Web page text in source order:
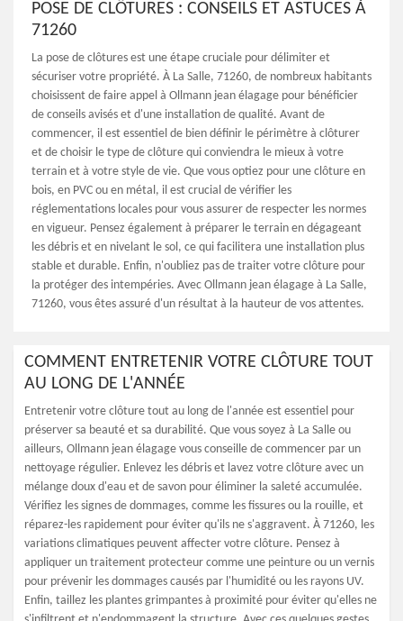
POSE DE CLÔTURES : CONSEILS ET ASTUCES À
71260
La pose de clôtures est une étape cruciale pour délimiter et
sécuriser votre propriété. À La Salle, 71260, de nombreux habitants
choisissent de faire appel à Ollmann jean élagage pour bénéficier
de conseils avisés et d'une installation de qualité. Avant de
commencer, il est essentiel de bien définir le périmètre à clôturer
et de choisir le type de clôture qui conviendra le mieux à votre
terrain et à votre style de vie. Que vous optiez pour une clôture en
bois, en PVC ou en métal, il est crucial de vérifier les
réglementations locales pour vous assurer de respecter les normes
en vigueur. Pensez également à préparer le terrain en dégageant
les débris et en nivelant le sol, ce qui facilitera une installation plus
stable et durable. Enfin, n'oubliez pas de traiter votre clôture pour
la protéger des intempéries. Avec Ollmann jean élagage à La Salle,
71260, vous êtes assuré d'un résultat à la hauteur de vos attentes.
COMMENT ENTRETENIR VOTRE CLÔTURE TOUT
AU LONG DE L'ANNÉE
Entretenir votre clôture tout au long de l'année est essentiel pour
préserver sa beauté et sa durabilité. Que vous soyez à La Salle ou
ailleurs, Ollmann jean élagage vous conseille de commencer par un
nettoyage régulier. Enlevez les débris et lavez votre clôture avec un
mélange doux d'eau et de savon pour éliminer la saleté accumulée.
Vérifiez les signes de dommages, comme les fissures ou la rouille, et
réparez-les rapidement pour éviter qu'ils ne s'aggravent. À 71260, les
variations climatiques peuvent affecter votre clôture. Pensez à
appliquer un traitement protecteur comme une peinture ou un vernis
pour prévenir les dommages causés par l'humidité ou les rayons UV.
Enfin, taillez les plantes grimpantes à proximité pour éviter qu'elles ne